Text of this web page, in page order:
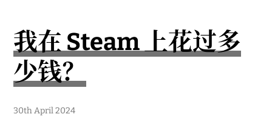
我在 Steam 上花过多
少钱？
30th April 2024